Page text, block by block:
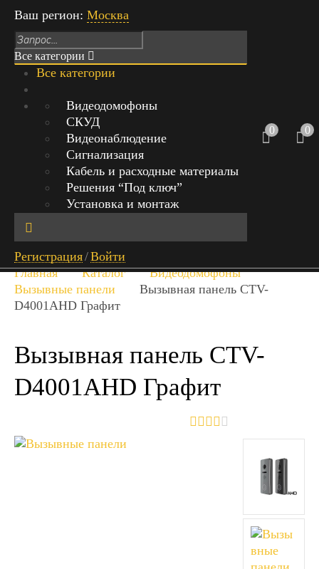
Ваш регион: Москва
Все категории
Все категории
Видеодомофоны
СКУД
Видеонаблюдение
Сигнализация
Кабель и расходные материалы
Решения “Под ключ”
Установка и монтаж
Найт
и
0 0
Регистрация/Войти
Режим работы: Пн-Вс с 9:00 до 21:00
г.Москва, Михайловский проезд,
д.1 стр.1, офис 429
0 руб.
+7 (999) 842-40-20
Главная Каталог
Видеодомофоны
Вызывные панели
Вызывная панель CTV-
D4001AHD Графит
Вызывная панель CTV-
D4001AHD Графит